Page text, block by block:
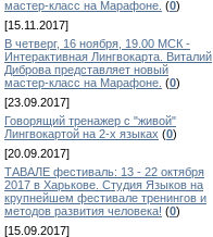
мастер-класс на Марафоне. (0)
[15.11.2017]
В четверг, 16 ноября, 19.00 МСК -
Интерактивная Лингвокарта. Виталий
Диброва представляет новый
мастер-класс на Марафоне. (0)
[23.09.2017]
Говорящий тренажер с "живой"
Лингвокартой на 2-х языках (0)
[20.09.2017]
ТАВАЛЕ фестиваль: 13 - 22 октября
2017 в Харькове. Студия Языков на
крупнейшем фестивале тренингов и
методов развития человека! (0)
[15.09.2017]